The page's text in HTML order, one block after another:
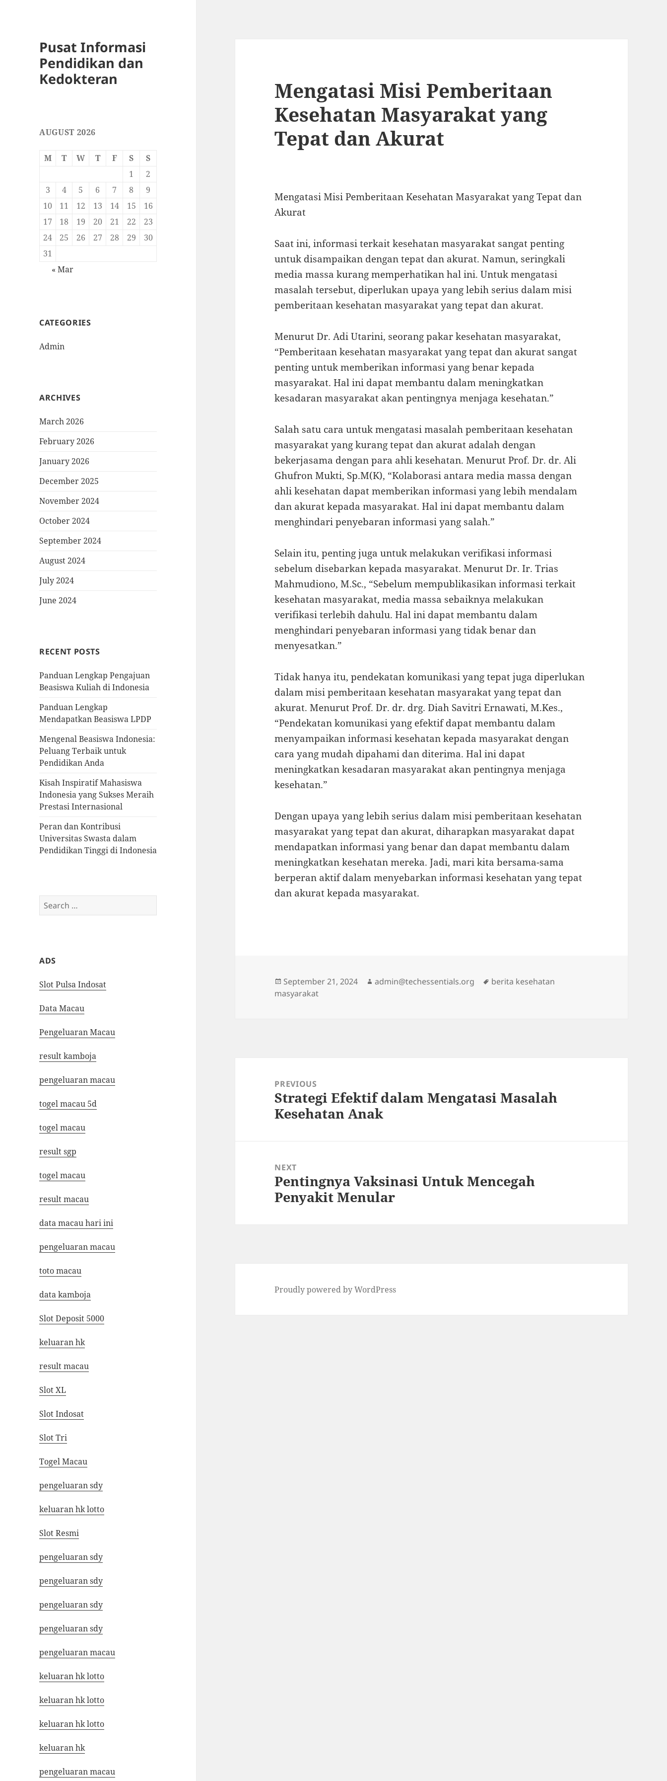
Pusat Informasi
Pendidikan dan
Kedokteran
AUGUST 2026
M T W T F S
S
1
2
3
4 5 6 7 8
9
10
11 12 13 14 15
16
17
18 19 20 21 22
23
24
25 26 27 28 29
30
31
« Mar
CATEGORIES
Admin
ARCHIVES
March 2026
February 2026
January 2026
December 2025
November 2024
October 2024
September 2024
August 2024
July 2024
June 2024
RECENT POSTS
Panduan Lengkap Pengajuan
Beasiswa Kuliah di Indonesia
Panduan Lengkap
Mendapatkan Beasiswa LPDP
Mengenal Beasiswa Indonesia:
Peluang Terbaik untuk
Pendidikan Anda
Kisah Inspiratif Mahasiswa
Indonesia yang Sukses Meraih
Prestasi Internasional
Peran dan Kontribusi
Universitas Swasta dalam
Pendidikan Tinggi di Indonesia
Search
for:
ADS
Slot Pulsa Indosat
Data Macau
Pengeluaran Macau
result kamboja
pengeluaran macau
togel macau 5d
togel macau
result sgp
togel macau
result macau
data macau hari ini
pengeluaran macau
toto macau
data kamboja
Slot Deposit 5000
keluaran hk
result macau
Slot XL
Slot Indosat
Slot Tri
Togel Macau
pengeluaran sdy
keluaran hk lotto
Slot Resmi
pengeluaran sdy
pengeluaran sdy
pengeluaran sdy
pengeluaran sdy
pengeluaran macau
keluaran hk lotto
keluaran hk lotto
keluaran hk lotto
keluaran hk
pengeluaran macau
Mengatasi Misi Pemberitaan
Kesehatan Masyarakat yang
Tepat dan Akurat
Mengatasi Misi Pemberitaan Kesehatan Masyarakat yang Tepat dan
Akurat
Saat ini, informasi terkait kesehatan masyarakat sangat penting
untuk disampaikan dengan tepat dan akurat. Namun, seringkali
media massa kurang memperhatikan hal ini. Untuk mengatasi
masalah tersebut, diperlukan upaya yang lebih serius dalam misi
pemberitaan kesehatan masyarakat yang tepat dan akurat.
Menurut Dr. Adi Utarini, seorang pakar kesehatan masyarakat,
“Pemberitaan kesehatan masyarakat yang tepat dan akurat sangat
penting untuk memberikan informasi yang benar kepada
masyarakat. Hal ini dapat membantu dalam meningkatkan
kesadaran masyarakat akan pentingnya menjaga kesehatan.”
Salah satu cara untuk mengatasi masalah pemberitaan kesehatan
masyarakat yang kurang tepat dan akurat adalah dengan
bekerjasama dengan para ahli kesehatan. Menurut Prof. Dr. dr. Ali
Ghufron Mukti, Sp.M(K), “Kolaborasi antara media massa dengan
ahli kesehatan dapat memberikan informasi yang lebih mendalam
dan akurat kepada masyarakat. Hal ini dapat membantu dalam
menghindari penyebaran informasi yang salah.”
Selain itu, penting juga untuk melakukan verifikasi informasi
sebelum disebarkan kepada masyarakat. Menurut Dr. Ir. Trias
Mahmudiono, M.Sc., “Sebelum mempublikasikan informasi terkait
kesehatan masyarakat, media massa sebaiknya melakukan
verifikasi terlebih dahulu. Hal ini dapat membantu dalam
menghindari penyebaran informasi yang tidak benar dan
menyesatkan.”
Tidak hanya itu, pendekatan komunikasi yang tepat juga diperlukan
dalam misi pemberitaan kesehatan masyarakat yang tepat dan
akurat. Menurut Prof. Dr. dr. drg. Diah Savitri Ernawati, M.Kes.,
“Pendekatan komunikasi yang efektif dapat membantu dalam
menyampaikan informasi kesehatan kepada masyarakat dengan
cara yang mudah dipahami dan diterima. Hal ini dapat
meningkatkan kesadaran masyarakat akan pentingnya menjaga
kesehatan.”
Dengan upaya yang lebih serius dalam misi pemberitaan kesehatan
masyarakat yang tepat dan akurat, diharapkan masyarakat dapat
mendapatkan informasi yang benar dan dapat membantu dalam
meningkatkan kesehatan mereka. Jadi, mari kita bersama-sama
berperan aktif dalam menyebarkan informasi kesehatan yang tepat
dan akurat kepada masyarakat.
Posted
on
September 21, 2024 Author
admin@techessentials.org Tags
berita kesehatan
masyarakat
navigationPREVIOUS
Previous
post:
Strategi Efektif dalam Mengatasi Masalah
Kesehatan Anak
NEXT
Next
post:
Pentingnya Vaksinasi Untuk Mencegah
Penyakit Menular
Proudly powered by WordPress